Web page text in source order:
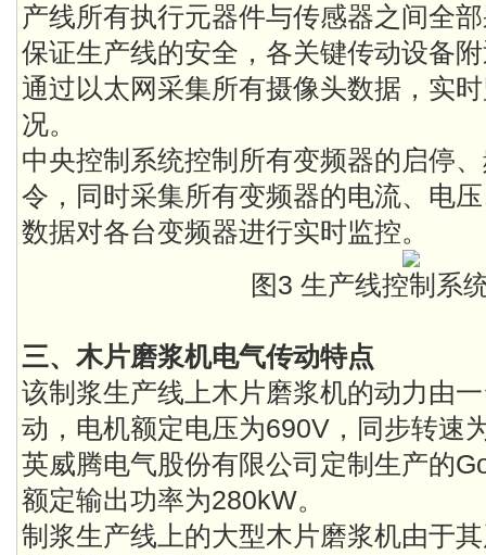
产线所有执行元器件与传感器之间全
保证生产线的安全，各关键传动设备
通过以太网采集所有摄像头数据，实
况。
中央控制系统控制所有变频器的启停
令，同时采集所有变频器的电流、电
数据对各台变频器进行实时监控。
图3 生产线控制系
三、木片磨浆机电气传动特点
该制浆生产线上木片磨浆机的动力由
动，电机额定电压为690V，同步转速
英威腾电气股份有限公司定制生产的
额定输出功率为280kW。
制浆生产线上的大型木片磨浆机由于